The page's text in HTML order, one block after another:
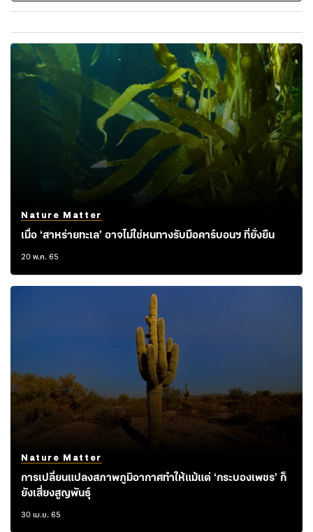
Nature Matter
เมื่อ ‘สาหร่ายทะเล’ อาจไม่ใช่หนทางรับมือคาร์บอนฯ ที่ยั่งยืน
20 พ.ค. 65
Nature Matter
การเปลี่ยนแปลงสภาพภูมิอากาศทำให้แม้แต่ ‘กระบองเพชร’ ก็
ยังเสี่ยงสูญพันธุ์
30 เม.ย. 65